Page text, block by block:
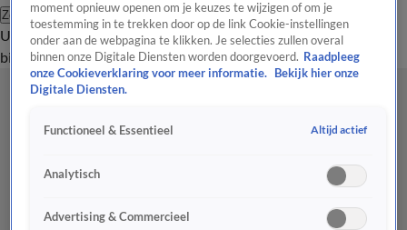
Zoeken
UitzendingenVandaag InsideDe OranjezomerShopUitzending
bijwonen
moment opnieuw openen om je keuzes te wijzigen of om je
toestemming in te trekken door op de link Cookie-instellingen
onder aan de webpagina te klikken. Je selecties zullen overal
binnen onze Digitale Diensten worden doorgevoerd. Raadpleeg
onze Cookieverklaring voor meer informatie.
Bekijk hier onze
Digitale Diensten.
Functioneel & Essentieel Altijd actief
Analytisch
Advertising & Commercieel